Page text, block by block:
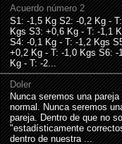
Acuerdo número 2
S1: -1,5 Kg S2: -0,2 Kg -
Kgs S3: +0,6 Kg - T: -1,1
S4: -0,1 Kg - T: -1,2 Kgs
+0,2 Kg - T: -1,0 Kgs S6: -
Kg - T: -2...
Doler
Nunca seremos una pareja
normal. Nunca seremos
pareja. Dentro de que no
"estadísticamente
dentro de nuestra ...